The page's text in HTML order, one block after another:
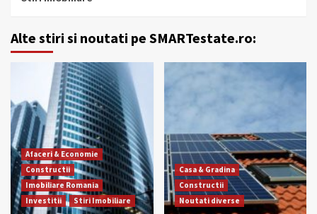
Alte stiri si noutati pe SMARTestate.ro:
Afaceri & Economie
Constructii
Imobiliare Romania
Investitii
Stiri Imobiliare
Casa & Gradina
Constructii
Noutati diverse